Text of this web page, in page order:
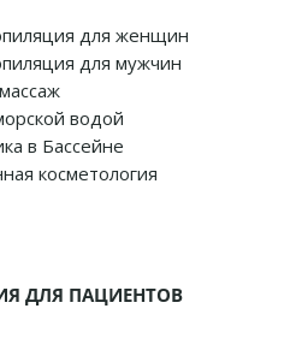
для женщин
для мужчин
водой
в Бассейне
косметология
ДЛЯ ПАЦИЕНТОВ